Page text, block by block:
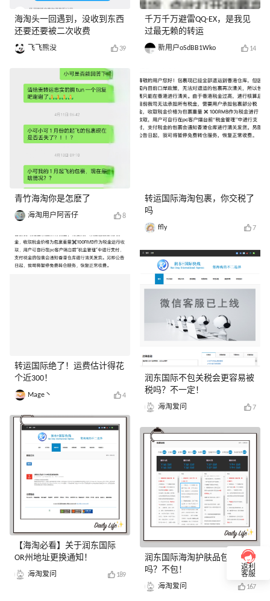
海淘头一回遇到，没收到东西
还要还要被二次收费
飞飞熊没 39
青竹海淘你是怎麽了
海淘用户阿苦仔 8
转运国际绝了！运费估计得花
个近300！
Mage丶 4
【海淘必看】关于润东国际
OR州地址更换通知！
海淘爱问 189
千万千万避雷QQ-EX，是我见
过最无赖的转运
新用户oSdBB1Wko 14
转运国际海淘包裹，你交税了
吗
ffly 7
润东国际不包关税会更容易被
税吗？不一定！
海淘爱问 7
润东国际海淘护肤品包关税
吗？不包！
海淘爱问 167
返利
客服